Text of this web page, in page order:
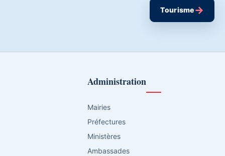
Tourisme→
Administration
Mairies
Préfectures
Ministères
Ambassades